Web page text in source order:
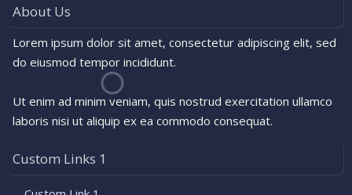
About Us
Lorem ipsum dolor sit amet, consectetur adipiscing elit, sed
do eiusmod tempor incididunt.
Ut enim ad minim veniam, quis nostrud exercitation ullamco
laboris nisi ut aliquip ex ea commodo consequat.
Custom Links 1